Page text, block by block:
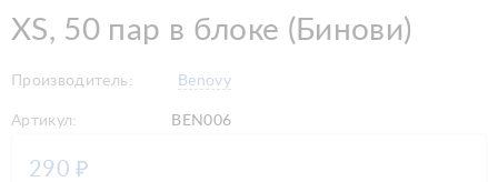
XS, 50 пар в блоке (Бинови)
Производитель: Benovy
Артикул: BEN006
290₽